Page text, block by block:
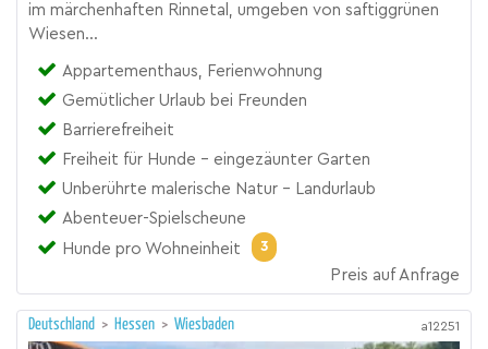
im märchenhaften Rinnetal, umgeben von saftiggrünen
Wiesen...
Appartementhaus, Ferienwohnung
Gemütlicher Urlaub bei Freunden
Barrierefreiheit
Freiheit für Hunde - eingezäunter Garten
Unberührte malerische Natur - Landurlaub
Abenteuer-Spielscheune
Hunde pro Wohneinheit
3
Preis auf Anfrage
Deutschland > Hessen > Wiesbaden a12251